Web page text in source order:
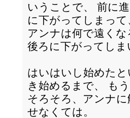
いうことで、 前に
に下がってしまっ
アンナは何で遠く
後ろに下がってし
はいはいし始めた
き始めるまで、 もう
そろそろ、アンナ
せなくては。